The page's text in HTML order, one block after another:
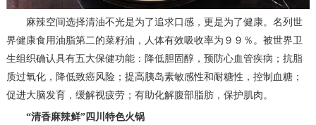
麻辣空间选择清油不光是为了追求口感，更是为了健康。名列世
界健康食用油脂第二的菜籽油，人体有效吸收率为９９％。被世界卫
生组织确认具有五大保健功能：降低胆固醇，预防心血管疾病；抗脂
质过氧化，降低致癌风险；提高胰岛素敏感性和耐糖性，控制血糖；
促进大脑发育，缓解视疲劳；有助化解腹部脂肪，保护肌肉。
“清香麻辣鲜”四川特色火锅